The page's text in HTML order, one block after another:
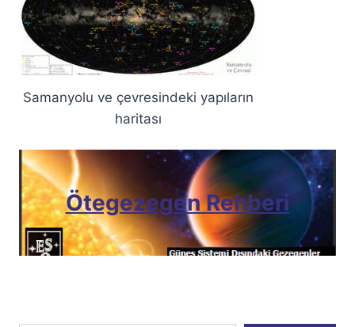
Samanyolu ve çevresindeki yapıların
haritası
Ötegezegen Rehberi
E-postanızı yazın…